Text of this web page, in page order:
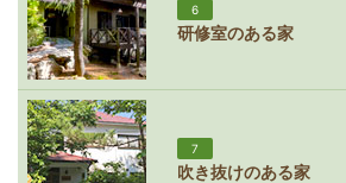
6
研修室のある家
7
吹き抜けのある家